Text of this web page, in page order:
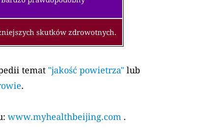
skutków zdrowotnych.
temat "jakość powietrza" lub
.
www.myhealthbeijing.com .